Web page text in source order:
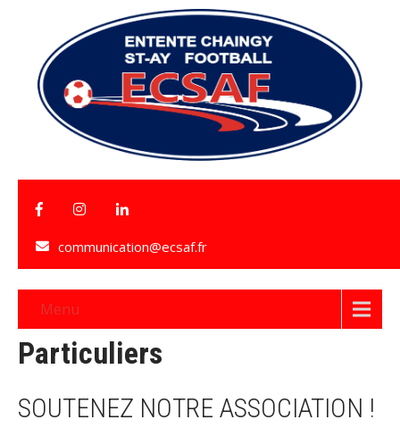
communication@ecsaf.fr
Menu
Particuliers
SOUTENEZ NOTRE ASSOCIATION !